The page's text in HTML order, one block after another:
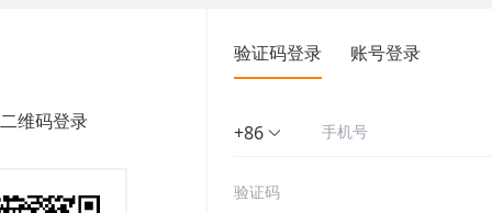
维码登录
验证码登录 账号登录
+86